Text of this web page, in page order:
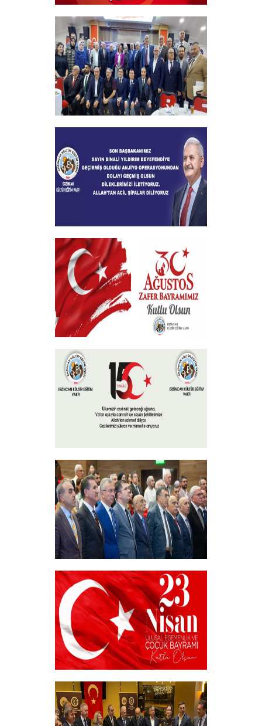
29 Ekim Cumhuriyet Bayramı
+
2024-2025 Burs Toplantısında 7000
+
Geçmiş Olsun Mesajı
+
30 Ağustos Zafer Bayramı
+
15 Temmuz 2024
+
Akademik Bilim, Sanat ve Spor Ödülleri”
Sahiplerini Buldu.
+
23 NİSAN
+